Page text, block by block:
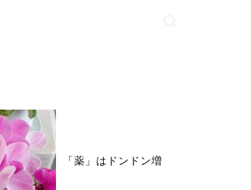
「薬」はドンドン増